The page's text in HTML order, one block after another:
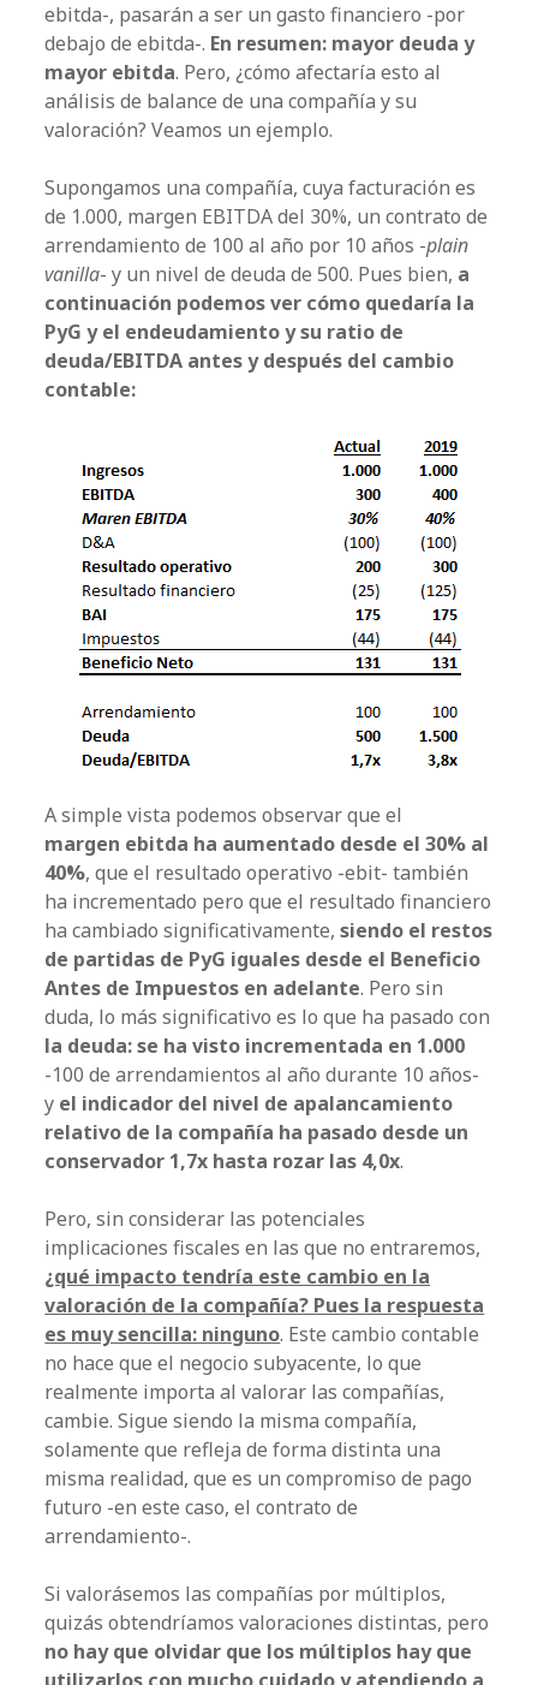
ebitda-, pasarán a ser un gasto financiero -por
debajo de ebitda-. En resumen: mayor deuda y
mayor ebitda. Pero, ¿cómo afectaría esto al
análisis de balance de una compañía y su
valoración? Veamos un ejemplo.
Supongamos una compañía, cuya facturación es
de 1.000, margen EBITDA del 30%, un contrato de
arrendamiento de 100 al año por 10 años -plain
vanilla- y un nivel de deuda de 500. Pues bien, a
continuación podemos ver cómo quedaría la
PyG y el endeudamiento y su ratio de
deuda/EBITDA antes y después del cambio
contable:
A simple vista podemos observar que el
margen ebitda ha aumentado desde el 30% al
40%, que el resultado operativo -ebit- también
ha incrementado pero que el resultado financiero
ha cambiado significativamente,siendo el restos
de partidas de PyG iguales desde el Beneficio
Antes de Impuestos en adelante. Pero sin
duda, lo más significativo es lo que ha pasado con
la deuda: se ha visto incrementada en 1.000
-100 de arrendamientos al año durante 10 años-
y el indicador del nivel de apalancamiento
relativo de la compañía ha pasado desde un
conservador 1,7x hasta rozar las 4,0x.
Pero, sin considerar las potenciales
implicaciones fiscales en las que no entraremos,
¿qué impacto tendría este cambio en la
valoración de la compañía? Pues la respuesta
es muy sencilla: ninguno. Este cambio contable
no hace que el negocio subyacente, lo que
realmente importa al valorar las compañías,
cambie. Sigue siendo la misma compañía,
solamente que refleja de forma distinta una
misma realidad, que es un compromiso de pago
futuro -en este caso, el contrato de
arrendamiento-.
Si valorásemos las compañías por múltiplos,
quizás obtendríamos valoraciones distintas, pero
no hay que olvidar que los múltiplos hay que